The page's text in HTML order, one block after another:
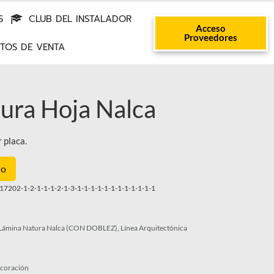
CLUB DEL INSTALADOR
DE VENTA
Acceso
Proveedores
Hoja Nalca
placa.
1-2-1-1-1-2-1-3-1-1-1-1-1-1-1-1-1-1-1-1
Natura Nalca (CON DOBLEZ), Línea Arquitectónica